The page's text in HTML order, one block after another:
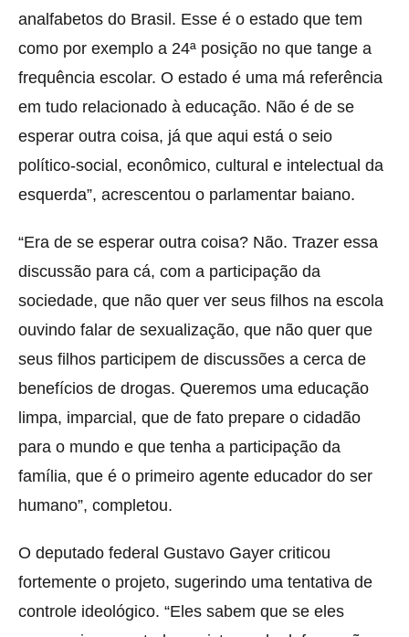
analfabetos do Brasil. Esse é o estado que tem
como por exemplo a 24ª posição no que tange a
frequência escolar. O estado é uma má referência
em tudo relacionado à educação. Não é de se
esperar outra coisa, já que aqui está o seio
político-social, econômico, cultural e intelectual da
esquerda”, acrescentou o parlamentar baiano.
“Era de se esperar outra coisa? Não. Trazer essa
discussão para cá, com a participação da
sociedade, que não quer ver seus filhos na escola
ouvindo falar de sexualização, que não quer que
seus filhos participem de discussões a cerca de
benefícios de drogas. Queremos uma educação
limpa, imparcial, que de fato prepare o cidadão
para o mundo e que tenha a participação da
família, que é o primeiro agente educador do ser
humano”, completou.
O deputado federal Gustavo Gayer criticou
fortemente o projeto, sugerindo uma tentativa de
controle ideológico. “Eles sabem que se eles